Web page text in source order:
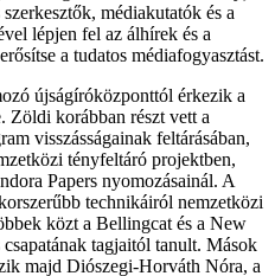
médiakutatók és a
lépjen fel az álhírek és a
a tudatos médiafogyasztást.
újságíróközponttól érkezik a
Zöldi korábban részt vett a
visszásságainak feltárásában,
tényfeltáró projektben,
Papers nyomozásainál. A
technikáiról nemzetközi
közt a Bellingcat és a New
tagjaitól tanult. Mások
majd Diószegi-Horváth Nóra, a